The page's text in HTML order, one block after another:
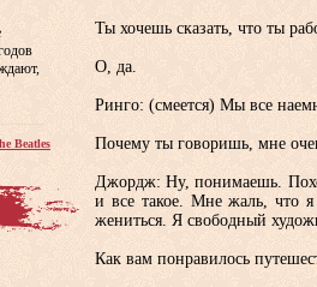
Ты хочешь сказать, что ты
O, да.
Ринго: (смеется) Мы все
Почему ты говоришь, мне
Джордж: Ну, понимаешь.
и все такое. Мне жаль, что
жениться. Я свободный
Как вам понравилось
Beatles